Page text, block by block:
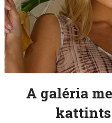
A galéria
kattints